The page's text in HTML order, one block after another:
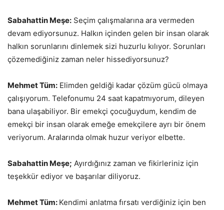
Sabahattin Meşe: Seçim çalışmalarına ara vermeden
devam ediyorsunuz. Halkın içinden gelen bir insan olarak
halkın sorunlarını dinlemek sizi huzurlu kılıyor. Sorunları
çözemediğiniz zaman neler hissediyorsunuz?
Mehmet Tüm: Elimden geldiği kadar çözüm gücü olmaya
çalışıyorum. Telefonumu 24 saat kapatmıyorum, dileyen
bana ulaşabiliyor. Bir emekçi çocuğuydum, kendim de
emekçi bir insan olarak emeğe emekçilere ayrı bir önem
veriyorum. Aralarında olmak huzur veriyor elbette.
Sabahattin Meşe; Ayırdığınız zaman ve fikirleriniz için
teşekkür ediyor ve başarılar diliyoruz.
Mehmet Tüm: Kendimi anlatma fırsatı verdiğiniz için ben